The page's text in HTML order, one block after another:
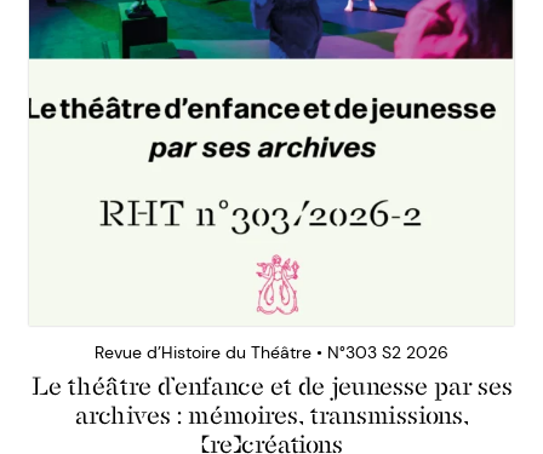
Revue d’Histoire du Théâtre • N°303 S2 2026
Le théâtre d’enfance et de jeunesse par ses
archives : mémoires, transmissions,
(re)créations